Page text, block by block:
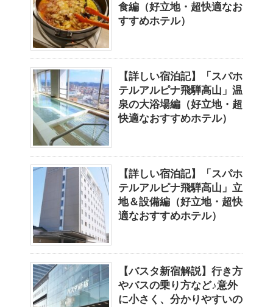
食編（好立地・超快適なお
すすめホテル）
【詳しい宿泊記】「スパホ
テルアルピナ飛騨高山」温
泉の大浴場編（好立地・超
快適なおすすめホテル）
【詳しい宿泊記】「スパホ
テルアルピナ飛騨高山」立
地＆設備編（好立地・超快
適なおすすめホテル）
【バスタ新宿解説】行き方
やバスの乗り方など♪意外
に小さく、分かりやすいの